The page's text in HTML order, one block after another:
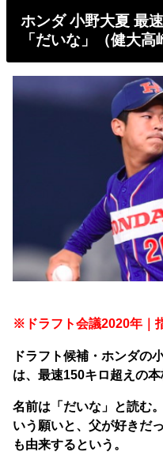
ホンダ 小野大夏 最
「だいな」（健大高
※ドラフト会議2020年｜
ドラフト候補・ホンダの
は、最速150キロ超えの本
名前は「だいな」と読む
いう願いと、父が好きだ
も由来するという。